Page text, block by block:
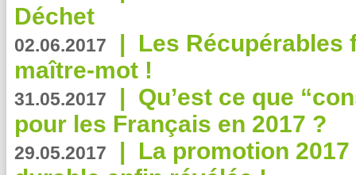
Déchet
02.06.2017 | Les Récupérables
maître-mot !
31.05.2017 | Qu’est ce que
pour les Français en 2017 ?
29.05.2017 | La promotion